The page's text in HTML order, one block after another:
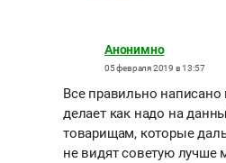
Анонимно
05 февраля 2019 в 13:57
Все правильно написано
делает как надо на
товарищам, которые
не видят советую лучше